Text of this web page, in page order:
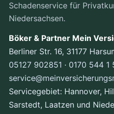
Schadenservice für
Niedersachsen.
Böker & Partner Mein
Berliner Str. 16, 31177
05127 902851 · 0170 544 1
Servicegebiet: Hannover,
Sarstedt, Laatzen und